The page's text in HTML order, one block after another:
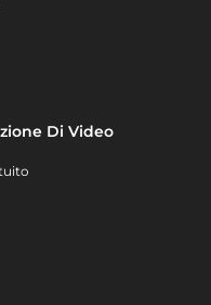
Di Video